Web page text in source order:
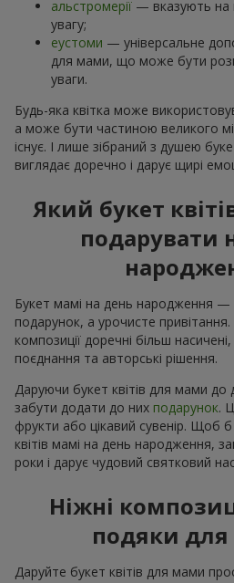
альстромерії — вказують на
увагу;
еустоми — універсальне
для мами, що може бути
уваги.
Будь-яка квітка може
а може бути частиною великого
існує. І лише зібраний з душею
виглядає доречно і дарує щирі
Який букет
подарувати
Букет мамі на день народження
подарунок, а урочисте
композиції доречні більш
поєднання та авторські рішення.
Даруючи букет квітів для мами
забути додати до них подарунок.
фрукти або цікавий сувенір. Щоб
квітів мамі на день народження,
роки і дарує чудовий святковий
Ніжні
подяки
Даруйте букет квітів для мами